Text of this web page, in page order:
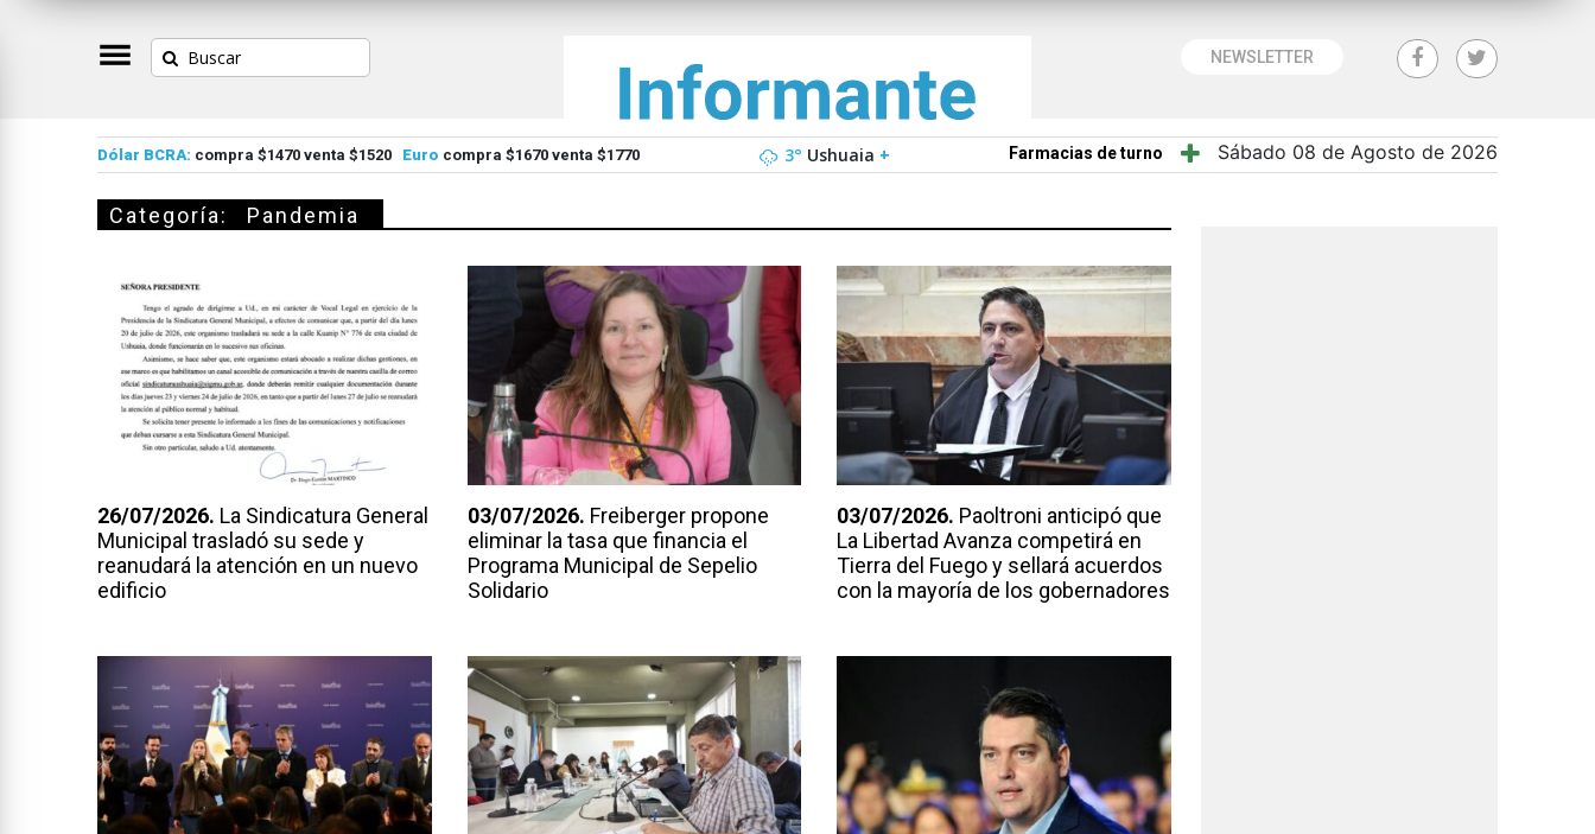
NEWSLETTER
Dólar BCRA: compra $1470 venta $1520 Euro compra $1670 venta $1770 3° Ushuaia + Farmacias de turno Sábado 08 de Agosto de 2026
Categoría: Pandemia
26/07/2026. La Sindicatura General
Municipal trasladó su sede y
reanudará la atención en un nuevo
edificio
03/07/2026. Freiberger propone
eliminar la tasa que financia el
Programa Municipal de Sepelio
Solidario
03/07/2026. Paoltroni anticipó que
La Libertad Avanza competirá en
Tierra del Fuego y sellará acuerdos
con la mayoría de los gobernadores